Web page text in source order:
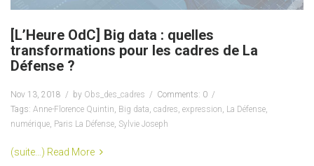
[L’Heure OdC] Big data : quelles
transformations pour les cadres de La
Défense ?
Nov 13, 2018 by Obs_des_cadres
Comments: 0
Tags: Anne-Florence Quintin, Big data, cadres, expression, La Défense,
numérique, Paris La Défense, Sylvie Joseph
(suite…) Read More